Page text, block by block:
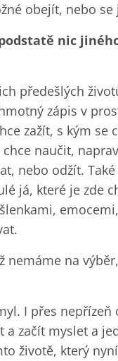
obejít, nebo se
nic
předešlých
zápis v
zažít, s kým se
naučit,
nebo odžít.
já, které je zde
nemáme na
I přes nepřízeň
a začít myslet a
životě, který